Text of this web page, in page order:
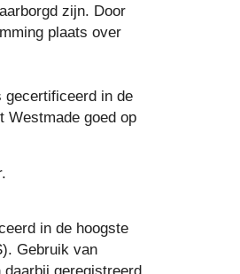
zijn. Door
plaats over
gecertificeerd in de
Westmade goed op
in de hoogste
Gebruik van